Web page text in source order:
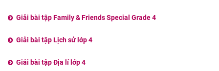
Giải bài tập Family & Friends Special Grade 4
Giải bài tập Lịch sử lớp 4
Giải bài tập Địa lí lớp 4